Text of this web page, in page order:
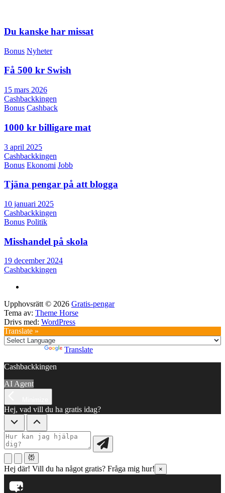
Du kanske har missat
Bonus Nyheter
Få 500 kr Swish
15 mars 2026
Cashbackkingen
Bonus Cashback
1000 kr billigare mat
3 april 2025
Cashbackkingen
Bonus Ekonomi Jobb
Tjäna pengar på att blogga
10 januari 2025
Cashbackkingen
Bonus Politik
Misshandel på skola
19 december 2024
Cashbackkingen
Upphovsrätt © 2026 Gratis-pengar
Tema av: Theme Horse
Drivs med: WordPress
Translate »
Translate
Cashbackkingen
AI Agent
Hej, vad vill du ha gratis idag?
Hej där! Vill du ha något gratis? Fråga mig hur! ×